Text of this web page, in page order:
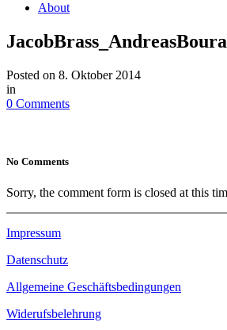
About
Posted on 8. Oktober 2014
in
0 Comments
No Comments
Sorry, the comment form is closed at this
Impressum
Datenschutz
Allgemeine Geschäftsbedingungen
Widerufsbelehrung